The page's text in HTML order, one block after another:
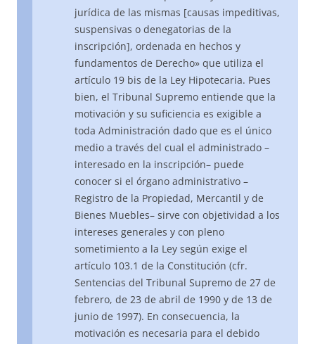
jurídica de las mismas [causas impeditivas,
suspensivas o denegatorias de la
inscripción], ordenada en hechos y
fundamentos de Derecho» que utiliza el
artículo 19 bis de la Ley Hipotecaria. Pues
bien, el Tribunal Supremo entiende que la
motivación y su suficiencia es exigible a
toda Administración dado que es el único
medio a través del cual el administrado –
interesado en la inscripción– puede
conocer si el órgano administrativo –
Registro de la Propiedad, Mercantil y de
Bienes Muebles– sirve con objetividad a los
intereses generales y con pleno
sometimiento a la Ley según exige el
artículo 103.1 de la Constitución (cfr.
Sentencias del Tribunal Supremo de 27 de
febrero, de 23 de abril de 1990 y de 13 de
junio de 1997). En consecuencia, la
motivación es necesaria para el debido